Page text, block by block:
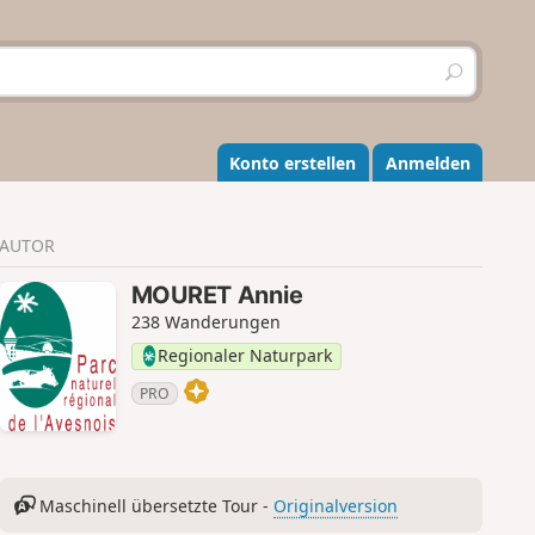
S
u
h
e
n
Konto erstellen Anmelden
AUTOR
MOURET Annie
238 Wanderungen
Regionaler Naturpark
PRO
Maschinell übersetzte Tour - Originalversion